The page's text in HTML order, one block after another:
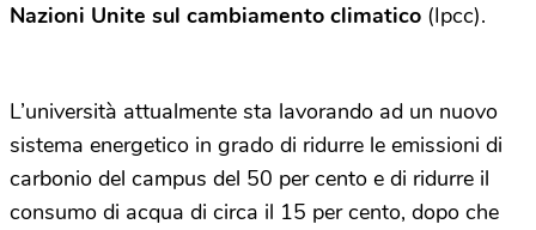
Nazioni Unite sul cambiamento climatico (Ipcc).
L’università attualmente sta lavorando ad un nuovo
sistema energetico in grado di ridurre le emissioni di
carbonio del campus del 50 per cento e di ridurre il
consumo di acqua di circa il 15 per cento, dopo che